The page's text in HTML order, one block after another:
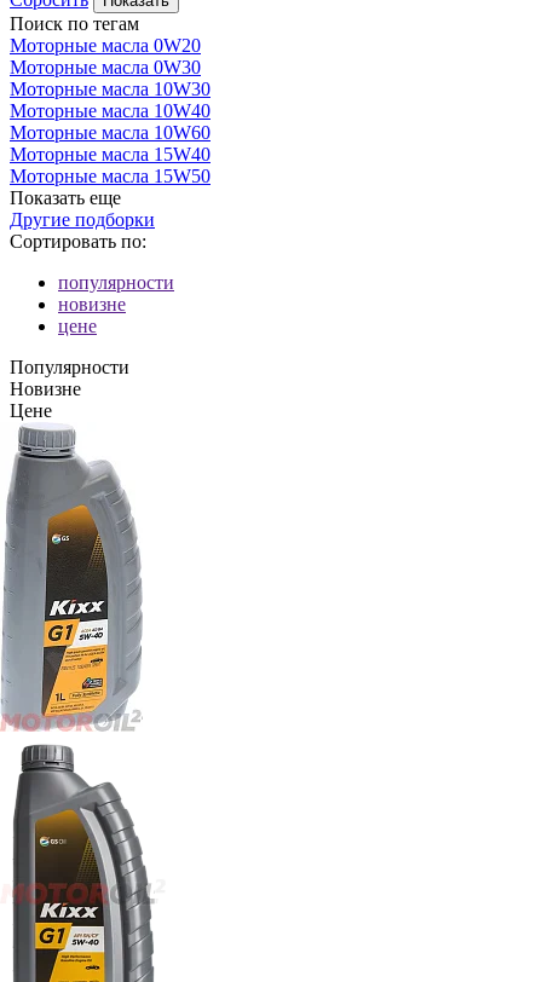
Поиск по тегам
Моторные масла 0W20
Моторные масла 0W30
Моторные масла 10W30
Моторные масла 10W40
Моторные масла 10W60
Моторные масла 15W40
Моторные масла 15W50
Показать еще
Другие подборки
Сортировать по:
популярности
новизне
цене
Популярности
Новизне
Цене